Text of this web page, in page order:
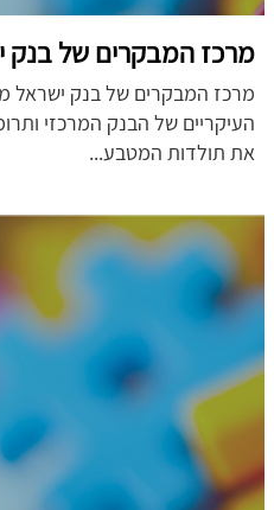
מרכז המבקרים של בנק
מרכז המבקרים של בנק ישראל
העיקריים של הבנק המרכזי
את תולדות המטבע...